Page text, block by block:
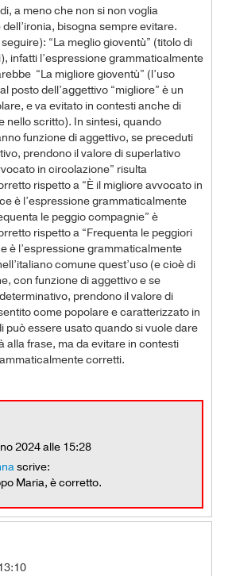
a meno che non si non voglia
bisogna sempre evitare.
“La meglio gioventù” (titolo di
infatti l’espressione grammaticalmente
“La migliore gioventù” (l’uso
posto dell’aggettivo “migliore” è un
e va evitato in contesti anche di
nello scritto). In sintesi, quando
funzione di aggettivo, se preceduti
prendono il valore di superlativo
in circolazione” risulta
rispetto a “È il migliore avvocato in
è l’espressione grammaticalmente
le peggio compagnie” è
rispetto a “Frequenta le peggiori
è l’espressione grammaticalmente
comune quest’uso (e cioè di
con funzione di aggettivo e se
prendono il valore di
come popolare e caratterizzato in
può essere usato quando si vuole dare
alla frase, ma da evitare in contesti
corretti.
2024 alle 15:28
scrive:
Maria, è corretto.